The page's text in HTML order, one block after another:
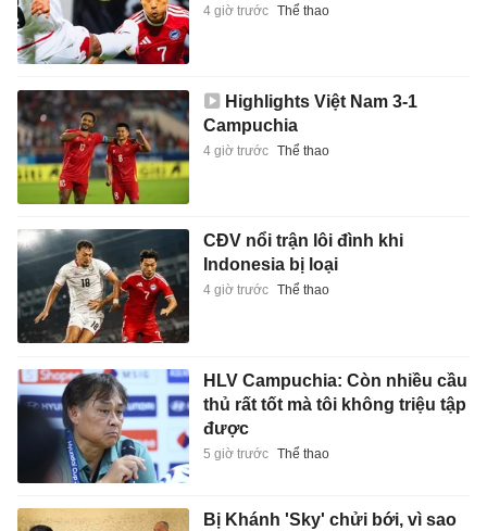
4 giờ trước Thể thao
Highlights Việt Nam 3-1
Campuchia
4 giờ trước Thể thao
CĐV nổi trận lôi đình khi
Indonesia bị loại
4 giờ trước Thể thao
HLV Campuchia: Còn nhiều cầu
thủ rất tốt mà tôi không triệu tập
được
5 giờ trước Thể thao
Bị Khánh 'Sky' chửi bới, vì sao